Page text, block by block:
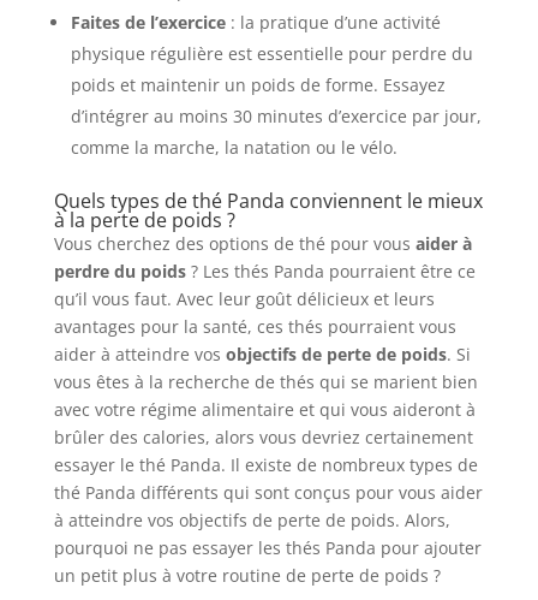
Faites de l’exercice: la pratique d’une activité
physique régulière est essentielle pour perdre du
poids et maintenir un poids de forme. Essayez
d’intégrer au moins 30 minutes d’exercice par jour,
comme la marche, la natation ou le vélo.
Quels types de thé Panda conviennent le mieux
à la perte de poids ?
Vous cherchez des options de thé pour vous aider à
perdre du poids? Les thés Panda pourraient être ce
qu’il vous faut. Avec leur goût délicieux et leurs
avantages pour la santé, ces thés pourraient vous
aider à atteindre vos objectifs de perte de poids. Si
vous êtes à la recherche de thés qui se marient bien
avec votre régime alimentaire et qui vous aideront à
brûler des calories, alors vous devriez certainement
essayer le thé Panda. Il existe de nombreux types de
thé Panda différents qui sont conçus pour vous aider
à atteindre vos objectifs de perte de poids. Alors,
pourquoi ne pas essayer les thés Panda pour ajouter
un petit plus à votre routine de perte de poids ?